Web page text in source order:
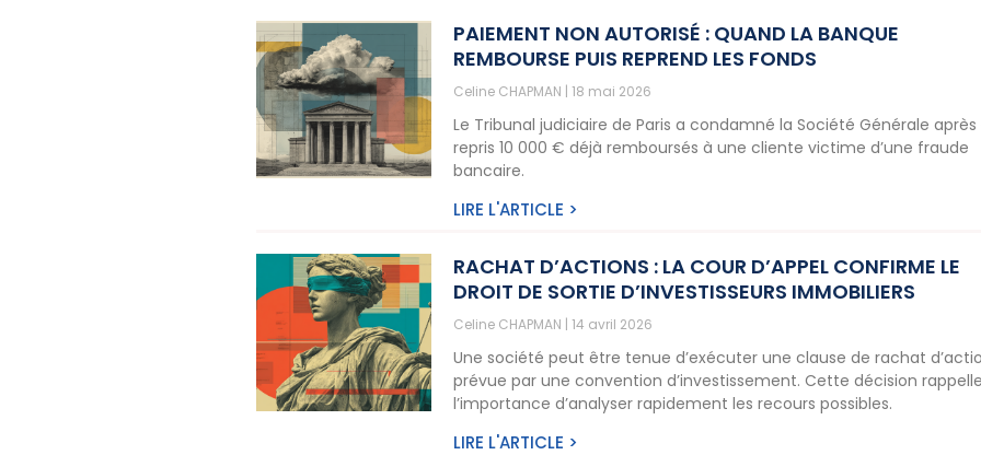
PAIEMENT NON AUTORISÉ : QUAND LA BANQUE
REMBOURSE PUIS REPREND LES FONDS
Celine CHAPMAN 18 mai 2026
Le Tribunal judiciaire de Paris a condamné la Société Générale après
repris 10 000 € déjà remboursés à une cliente victime d’une fraude
bancaire.
LIRE L'ARTICLE >
RACHAT D’ACTIONS : LA COUR D’APPEL CONFIRME LE
DROIT DE SORTIE D’INVESTISSEURS IMMOBILIERS
Celine CHAPMAN 14 avril 2026
Une société peut être tenue d’exécuter une clause de rachat
prévue par une convention d’investissement. Cette décision rappelle
l’importance d’analyser rapidement les recours possibles.
LIRE L'ARTICLE >